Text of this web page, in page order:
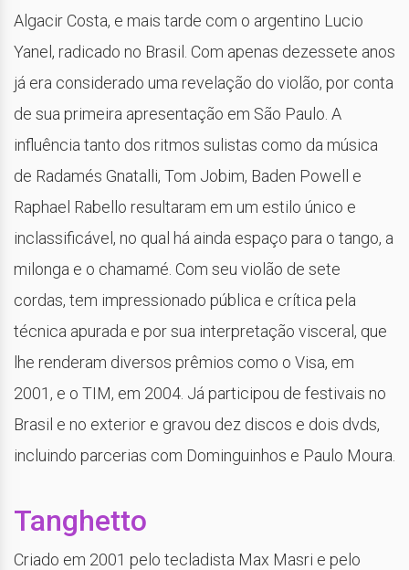
Algacir Costa, e mais tarde com o argentino Lucio
Yanel, radicado no Brasil. Com apenas dezessete anos
já era considerado uma revelação do violão, por conta
de sua primeira apresentação em São Paulo. A
influência tanto dos ritmos sulistas como da música
de Radamés Gnatalli, Tom Jobim, Baden Powell e
Raphael Rabello resultaram em um estilo único e
inclassificável, no qual há ainda espaço para o tango, a
milonga e o chamamé. Com seu violão de sete
cordas, tem impressionado pública e crítica pela
técnica apurada e por sua interpretação visceral, que
lhe renderam diversos prêmios como o Visa, em
2001, e o TIM, em 2004. Já participou de festivais no
Brasil e no exterior e gravou dez discos e dois dvds,
incluindo parcerias com Dominguinhos e Paulo Moura.
Tanghetto
Criado em 2001 pelo tecladista Max Masri e pelo